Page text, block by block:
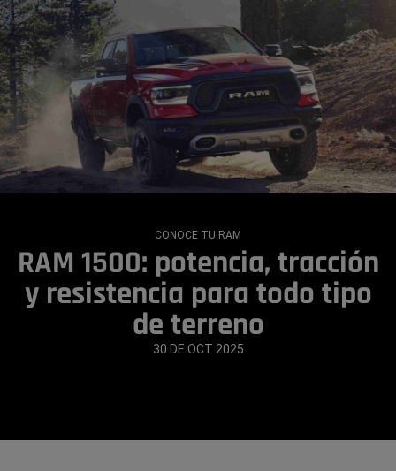
CONOCE TU RAM
RAM 1500: potencia, tracción
y resistencia para todo tipo
de terreno
30 DE OCT 2025